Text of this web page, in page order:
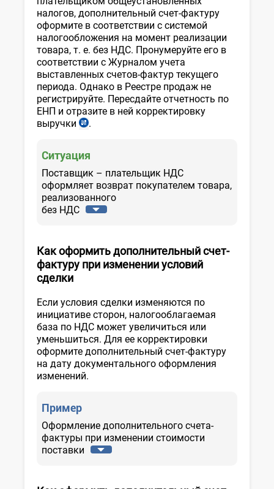
налогов, дополнительный счет-фактуру
оформите в соответствии с системой
налогообложения на момент реализации
товара, т. е. без НДС. Пронумеруйте его в
соответствии с Журналом учета
выставленных счетов-фактур текущего
периода. Однако в Реестре продаж не
регистрируйте. Пересдайте отчетность по
ЕНП и отразите в ней корректировку
выручки
357
НК
.
Ситуация
Поставщик – плательщик НДС
оформляет возврат покупателем товара,
реализованного
без НДС
Как оформить дополнительный счет-
фактуру при изменении условий
сделки
Если условия сделки изменяются по
инициативе сторон, налогооблагаемая
база по НДС может увеличиться или
уменьшиться. Для ее корректировки
оформите дополнительный счет-фактуру
на дату документального оформления
изменений.
Пример
Оформление дополнительного счета-
фактуры при изменении стоимости
поставки